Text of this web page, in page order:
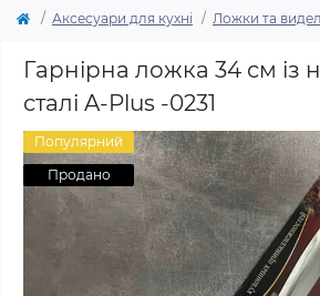
Аксесуари для кухні Ложки та
Гарнірна ложка 34 см із
сталі A-Plus -0231
Популярний
Продано